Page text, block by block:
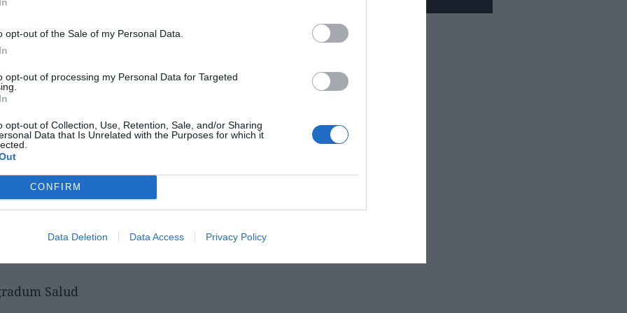
opt-out of the Sale of my Personal Data.
opt-out of processing my Personal Data for Targeted
opt-out of Collection, Use, Retention, Sale, and/or Sharing
Data that Is Unrelated with the Purposes for which it
CONFIRM
Data Deletion Data Access Privacy Policy
de venta online
Salud